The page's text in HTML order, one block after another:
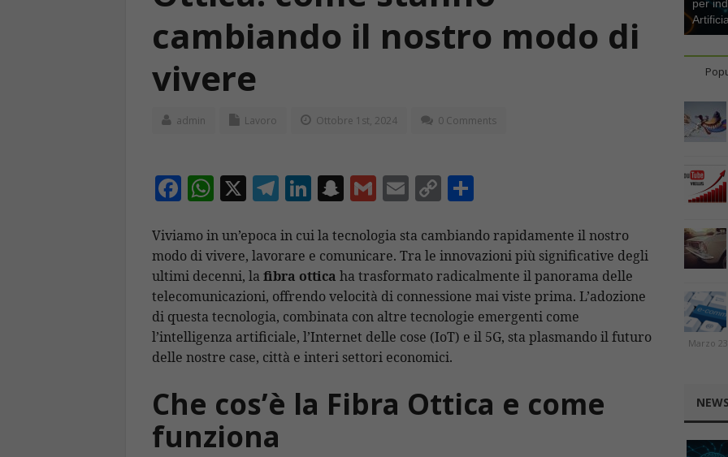
cambiando il nostro modo di
vivere
admin Lavoro Ottobre 1st, 2024 0 Comments
F
e
b
o
o
k
W
at
s
A
p
p
X T
e
gr
a
m
Li
k
e
dI
n
S
a
p
c
h
at
G
ai
l
E
ai
l
C
p
y
Li
n
k
n
di
vi
di
Viviamo in un’epoca in cui la tecnologia sta cambiando rapidamente il nostro
modo di vivere, lavorare e comunicare. Tra le innovazioni più significative degli
ultimi decenni, lafibra ottica ha trasformato radicalmente il panorama delle
telecomunicazioni, offrendo velocità di connessione mai viste prima. L’adozione
di questa tecnologia, combinata con altre tecnologie emergenti come
l’intelligenza artificiale, l’Internet delle cose (IoT) e il 5G, sta plasmando il futuro
delle nostre case, città e interi settori economici.
Che cos’è la Fibra Ottica e come
funziona
per
Marzo